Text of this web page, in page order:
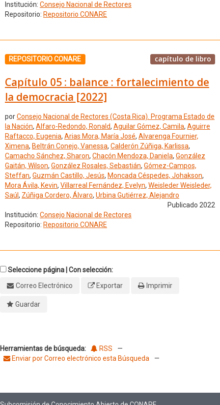
Institución: Consejo Nacional de Rectores
Repositorio: Repositorio CONARE
REPOSITORIO CONARE capítulo de libro
Capítulo 05 : balance : fortalecimiento de
la democracia [2022]
porConsejo Nacional de Rectores (Costa Rica). Programa Estado de
la Nación, Alfaro-Redondo, Ronald, Aguilar Gómez, Camila, Aguirre
Raftacco, Eugenia, Arias Mora, María José, Alvarenga Fournier,
Ximena, Beltrán Conejo, Vanessa, Calderón Zúñiga, Karlissa,
Camacho Sánchez, Sharon, Chacón Mendoza, Daniela, González
Gaitán, Wilson, González Rosales, Sebastián, Gómez-Campos,
Steffan, Guzmán Castillo, Jesús, Moncada Céspedes, Johakson,
Mora Ávila, Kevin, Villarreal Fernández, Evelyn, Weisleder Weisleder,
Saúl , Zúñiga Cordero, Álvaro, Urbina Gutiérrez, Alejandro
Publicado 2022
Institución: Consejo Nacional de Rectores
Repositorio: Repositorio CONARE
Seleccione página | Con selección:
Correo Electrónico
Exportar Imprimir
Guardar
Herramientas de búsqueda: RSS
—
Enviar por Correo electrónico esta Búsqueda
—